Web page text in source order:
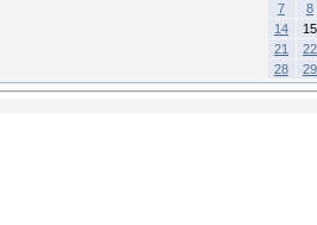
7
8
14
15
21
22
28
29